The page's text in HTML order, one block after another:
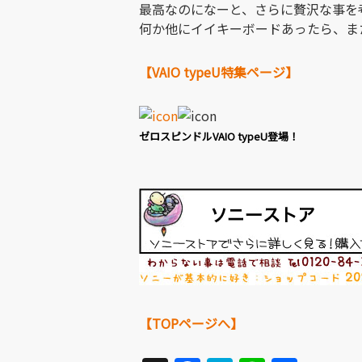
最高なのになーと、さらに贅沢な事
何か他にイイキーボードあったら、
【VAIO typeU特集ページ】
ゼロスピンドルVAIO typeU登場！
【TOPページへ】